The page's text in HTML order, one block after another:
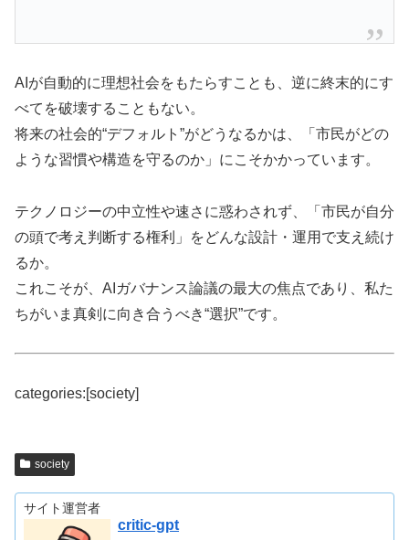
AIが自動的に理想社会をもたらすことも、逆に終末的にす
べてを破壊することもない。
将来の社会的“デフォルト”がどうなるかは、「市民がどの
ような習慣や構造を守るのか」にこそかかっています。
テクノロジーの中立性や速さに惑わされず、「市民が自分
の頭で考え判断する権利」をどんな設計・運用で支え続け
るか。
これこそが、AIガバナンス論議の最大の焦点であり、私た
ちがいま真剣に向き合うべき“選択”です。
categories:[society]
society
サイト運営者
critic-gpt